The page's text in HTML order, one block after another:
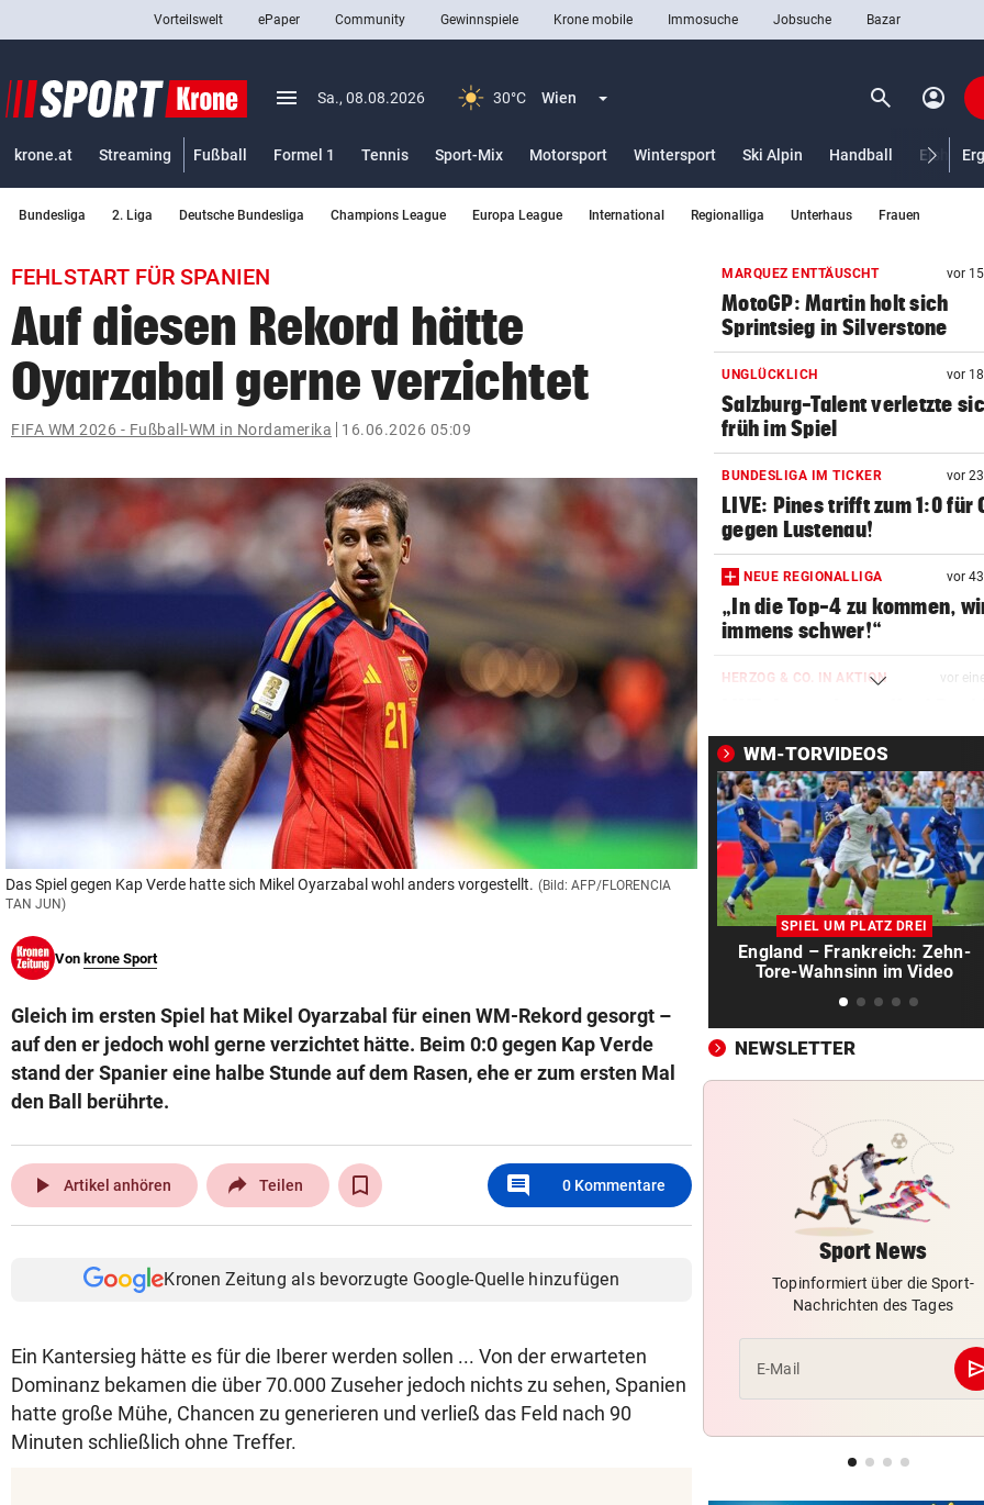
closeSchließen
Abonnieren
search
Suchbegriff
eingeben
© Krone Multimedia GmbH & Co KG 2026
Muthgasse 2, 1190 Wien
Vorteilswelt ePaper Community Gewinnspiele Krone mobile Immosuche Jobsuche Bazar
menu Menü aufklappen
Sa., 08.08.2026 30°C Wien Menü aufklappen search Suchen
account_circle
krone.at Streaming Fußball Formel 1 Tennis Sport-Mix Motorsport Wintersport Ski Alpin Handball
Bundesliga 2. Liga Deutsche Bundesliga Champions League Europa League International Regionalliga Unterhaus Frauen
FEHLSTART FÜR SPANIEN
Auf diesen Rekord hätte
Oyarzabal gerne verzichtet
FIFA WM 2026 - Fußball-WM in Nordamerika 16.06.2026 05:09
Das Spiel gegen Kap Verde hatte sich Mikel Oyarzabal wohl anders vorgestellt. (Bild: AFP/FLORENCIA
TAN JUN)
Von krone Sport
Gleich im ersten Spiel hat Mikel Oyarzabal für einen WM-Rekord gesorgt –
auf den er jedoch wohl gerne verzichtet hätte. Beim 0:0 gegen Kap Verde
stand der Spanier eine halbe Stunde auf dem Rasen, ehe er zum ersten Mal
den Ball berührte.
play_arrow Artikel anhören Teilen comment 0 Kommentare
Kronen Zeitung als bevorzugte Google-Quelle hinzufügen
Ein Kantersieg hätte es für die Iberer werden sollen ... Von der erwarteten
Dominanz bekamen die über 70.000 Zuseher jedoch nichts zu sehen, Spanien
hatte große Mühe, Chancen zu generieren und verließ das Feld nach 90
Minuten schließlich ohne Treffer.
MARQUEZ ENTTÄUSCHT vor
MotoGP: Martin holt sich
Sprintsieg in Silverstone
UNGLÜCKLICH vor
Salzburg-Talent verletzte
früh im Spiel
BUNDESLIGA IM TICKER vor
LIVE: Pines trifft zum 1:0 für
gegen Lustenau!
NEUE REGIONALLIGA vor
„In die Top-4 zu kommen,
immens schwer!“
HERZOG & CO. IN AKTION vor
gegen Werder Bremen
GROSSER TRIUMPH vor
SIEG! Felix Gall gewinnt die
Burgos-Rundfahrt
AUFREGUNG IM NETZ vor
Bikini-Fotos: Jetzt schießt Ex-
Rennfahrerin zurück
CHANCE AUF 3. TITEL
Schwärzler dreht Partie und
ins Finale ein
SOMMERCUP 2026 LIVE: vor
Luzern im Finale!
AFLE TOP-SPIEL:
LIVE: Vienna Vikings treffen
Wroclav Panthers
WM-TORVIDEOS
SPIEL UM PLATZ DREI
England – Frankreich: Zehn-
Tore-Wahnsinn im Video
NEWSLETTER
Sport News
Topinformiert über die Sport-
Nachrichten des Tages
E-Mail